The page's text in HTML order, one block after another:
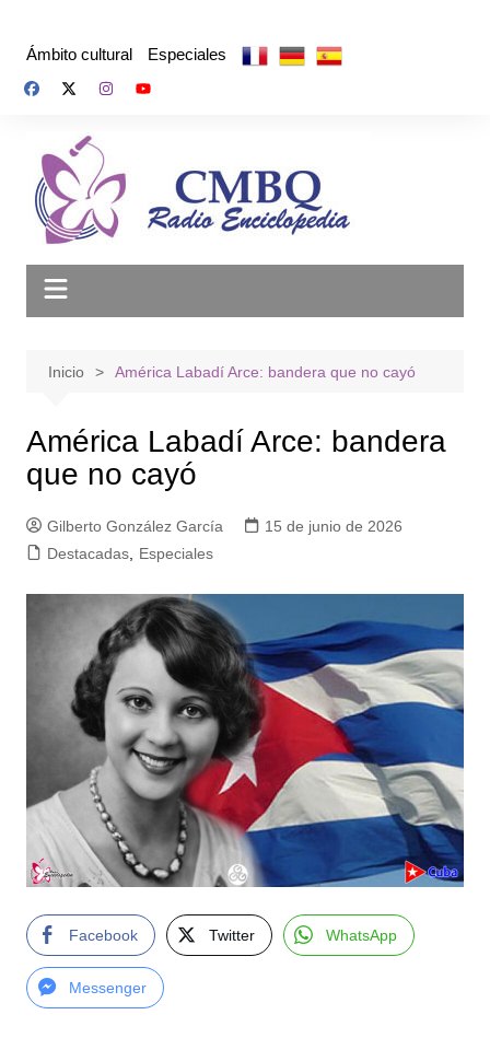
Ámbito cultural Especiales
Inicio América Labadí Arce: bandera que no cayó
América Labadí Arce: bandera
que no cayó
Gilberto González García
15 de junio de 2026
Destacadas, Especiales
Facebook Twitter WhatsApp
Messenger